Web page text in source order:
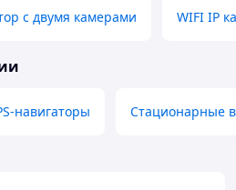
с двумя камерами WIFI IP
навигаторы Стационарные